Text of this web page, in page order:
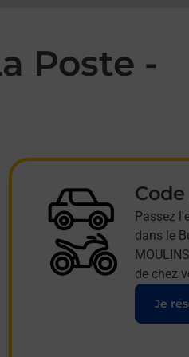
Poste -
Passez
dans le
de chez
Je